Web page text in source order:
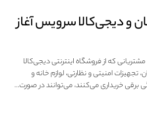
و دیجی‌کالا سرویس آغاز
که از فروشگاه اینترنتی دیجی‌کالا
تجهیزات امنیتی و نظارتی، لوازم خانه و
برقی خریداری می‌کنند، می‌توانند در صورت…